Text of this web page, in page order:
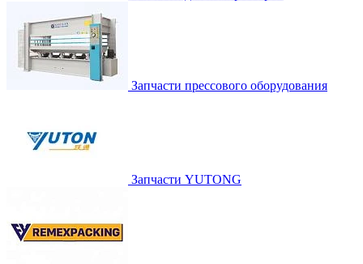
Запчасти прессового оборудования
Запчасти YUTONG